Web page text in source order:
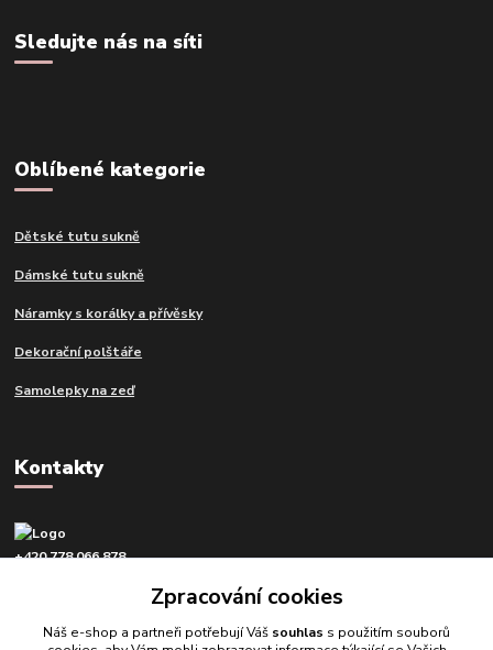
Sledujte nás na síti
Oblíbené kategorie
Dětské tutu sukně
Dámské tutu sukně
Náramky s korálky a přívěsky
Dekorační polštáře
Samolepky na zeď
Kontakty
+420 778 066 878
Zpracování cookies
Náš e-shop a partneři potřebují Váš souhlas s použitím souborů